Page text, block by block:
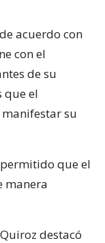
acuerdo con
con el
de su
que el
su
que el
manera
destacó